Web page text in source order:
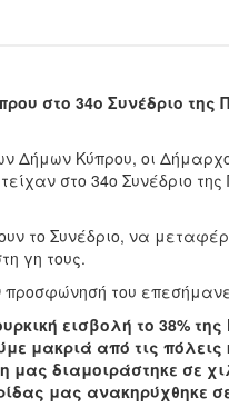
στο 34ο Συνέδριο της
Δήμων Κύπρου, οι
στο 34ο Συνέδριο
το Συνέδριο, να
γη τους.
προσφώνησή του
εισβολή το 38%
μακριά από τις
διαμοιράστηκε σε
μας ανακηρύχθηκε